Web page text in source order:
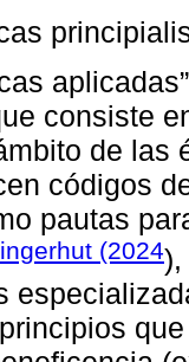
consiste
de las
códigos
pautas
(2024),